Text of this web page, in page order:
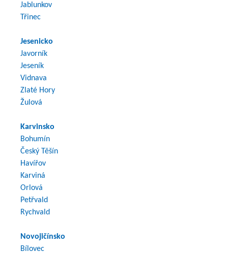
Jablunkov
Třinec
Jesenicko
Javorník
Jeseník
Vidnava
Zlaté Hory
Žulová
Karvinsko
Bohumín
Český Těšín
Havířov
Karviná
Orlová
Petřvald
Rychvald
Novojičínsko
Bílovec